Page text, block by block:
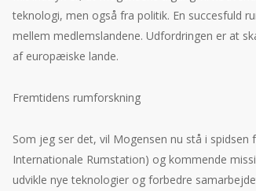
teknologi, men også fra politik. En succesfuld
mellem medlemslandene. Udfordringen er at
af europæiske lande.
Fremtidens rumforskning
Som jeg ser det, vil Mogensen nu stå i
Internationale Rumstation) og kommende
udvikle nye teknologier og forbedre